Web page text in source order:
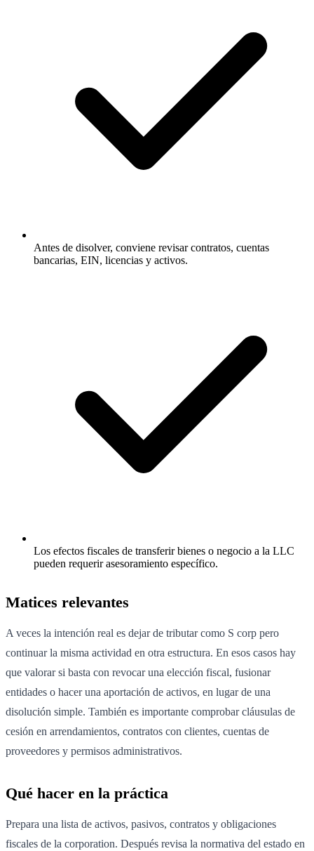
Antes de disolver, conviene revisar contratos, cuentas
bancarias, EIN, licencias y activos.
Los efectos fiscales de transferir bienes o negocio a la LLC
pueden requerir asesoramiento específico.
Matices relevantes
A veces la intención real es dejar de tributar como S corp pero
continuar la misma actividad en otra estructura. En esos casos hay
que valorar si basta con revocar una elección fiscal, fusionar
entidades o hacer una aportación de activos, en lugar de una
disolución simple. También es importante comprobar cláusulas de
cesión en arrendamientos, contratos con clientes, cuentas de
proveedores y permisos administrativos.
Qué hacer en la práctica
Prepara una lista de activos, pasivos, contratos y obligaciones
fiscales de la corporation. Después revisa la normativa del estado en